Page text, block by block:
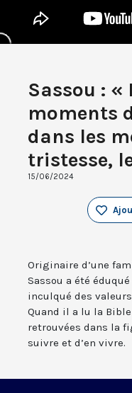
Sassou : «
moments
dans les
tristesse,
15/06/2024
Originaire d’une
Sassou a été
inculqué des
Quand il a lu la
retrouvées dans la
suivre et d’en vivre.